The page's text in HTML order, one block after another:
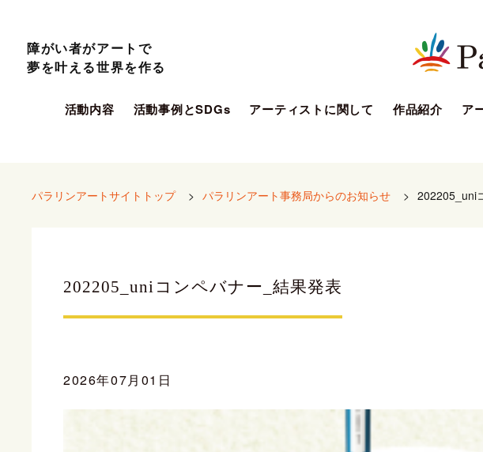
活動内容 活動事例とSDGs アーティストに関して 作品紹介 ア
障がい者がアートで
夢を叶える世界を作る
パラリンアートサイトトップ > パラリンアート事務局からのお知らせ > 202205_uni
202205_uniコンペバナー_結果発表
2026年07月01日